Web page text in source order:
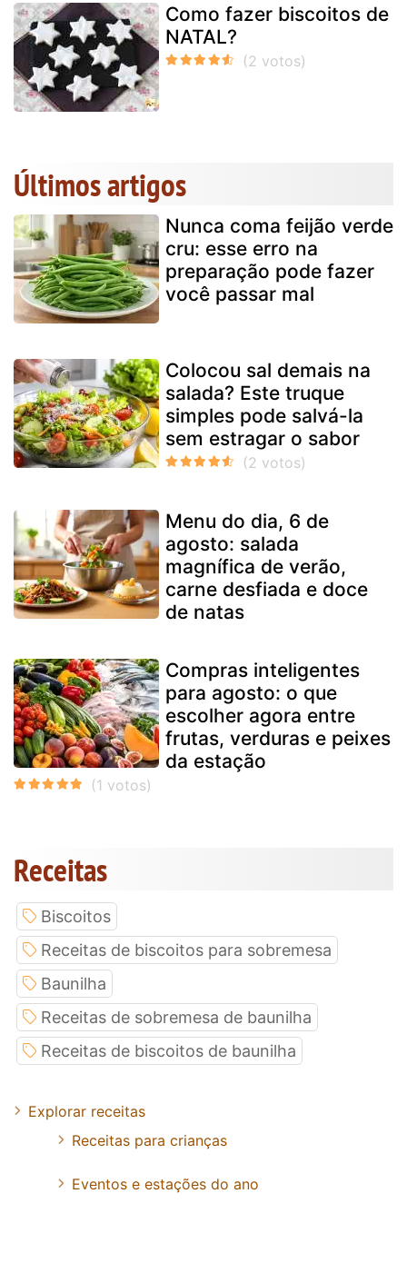
Como fazer biscoitos de
NATAL?
Últimos artigos
Nunca coma feijão verde
cru: esse erro na
preparação pode fazer
você passar mal
Colocou sal demais na
salada? Este truque
simples pode salvá-la
sem estragar o sabor
Menu do dia, 6 de
agosto: salada
magnífica de verão,
carne desfiada e doce
de natas
Compras inteligentes
para agosto: o que
escolher agora entre
frutas, verduras e peixes
da estação
Receitas
Biscoitos
Receitas de biscoitos para sobremesa
Baunilha
Receitas de sobremesa de baunilha
Receitas de biscoitos de baunilha
Explorar receitas
Receitas para crianças
Eventos e estações do ano